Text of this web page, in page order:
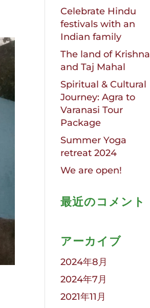
Celebrate Hindu
festivals with an
Indian family
The land of Krishna
and Taj Mahal
Spiritual & Cultural
Journey: Agra to
Varanasi Tour
Package
Summer Yoga
retreat 2024
We are open!
最近のコメント
アーカイブ
2024年8月
2024年7月
2021年11月